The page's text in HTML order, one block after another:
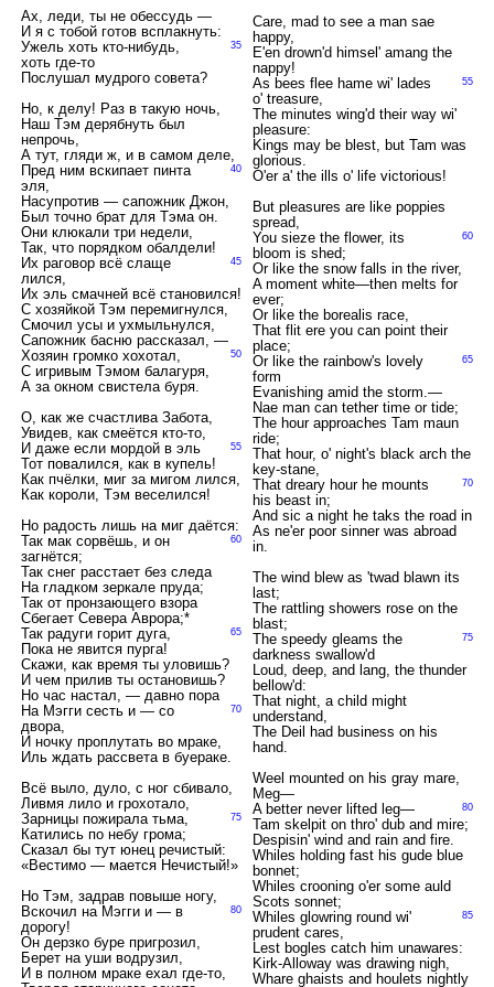
Ах, леди, ты не обессудь —
И я с тобой готов всплакнуть:
35
Ужель хоть кто-нибудь,
хоть где-то
Послушал мудрого совета?
Но, к делу! Раз в такую ночь,
Наш Тэм дерябнуть был
непрочь,
А тут, гляди ж, и в самом деле,
40
Пред ним вскипает пинта
эля,
Насупротив — сапожник Джон,
Был точно брат для Тэма он.
Они клюкали три недели,
Так, что порядком обалдели!
45
Их раговор всё слаще
лился,
Их эль смачней всё становился!
С хозяйкой Тэм перемигнулся,
Смочил усы и ухмыльнулся,
Сапожник басню рассказал, —
50
Хозяин громко хохотал,
С игривым Тэмом балагуря,
А за окном свистела буря.
О, как же счастлива Забота,
Увидев, как смеётся кто-то,
55
И даже если мордой в эль
Тот повалился, как в купель!
Как пчёлки, миг за мигом лился,
Как короли, Тэм веселился!
Но радость лишь на миг даётся:
60
Так мак сорвёшь, и он
загнётся;
Так снег расстает без следа
На гладком зеркале пруда;
Так от пронзающего взора
Сбегает Севера Аврора;*
65
Так радуги горит дуга,
Пока не явится пурга!
Скажи, как время ты уловишь?
И чем прилив ты остановишь?
Но час настал, — давно пора
70
На Мэгги сесть и — со
двора,
И ночку проплутать во мраке,
Иль ждать рассвета в буераке.
Всё выло, дуло, с ног сбивало,
Ливмя лило и грохотало,
75
Зарницы пожирала тьма,
Катились по небу грома;
Сказал бы тут юнец речистый:
«Вестимо — мается Нечистый!»
Но Тэм, задрав повыше ногу,
80
Вскочил на Мэгги и — в
дорогу!
Он дерзко буре пригрозил,
Берет на уши водрузил,
И в полном мраке ехал где-то,
Care, mad to see a man sae
happy,
E'en drown'd himsel' amang the
nappy!
55
As bees flee hame wi' lades
o' treasure,
The minutes wing'd their way wi'
pleasure:
Kings may be blest, but Tam was
glorious.
O'er a' the ills o' life victorious!
But pleasures are like poppies
spread,
60
You sieze the flower, its
bloom is shed;
Or like the snow falls in the river,
A moment white—then melts for
ever;
Or like the borealis race,
That flit ere you can point their
place;
65
Or like the rainbow's lovely
form
Evanishing amid the storm.—
Nae man can tether time or tide;
The hour approaches Tam maun
ride;
That hour, o' night's black arch the
key-stane,
70
That dreary hour he mounts
his beast in;
And sic a night he taks the road in
As ne'er poor sinner was abroad
in.
The wind blew as 'twad blawn its
last;
The rattling showers rose on the
blast;
75
The speedy gleams the
darkness swallow'd
Loud, deep, and lang, the thunder
bellow'd:
That night, a child might
understand,
The Deil had business on his
hand.
Weel mounted on his gray mare,
Meg—
80
A better never lifted leg—
Tam skelpit on thro' dub and mire;
Despisin' wind and rain and fire.
Whiles holding fast his gude blue
bonnet;
Whiles crooning o'er some auld
Scots sonnet;
85
Whiles glowring round wi'
prudent cares,
Lest bogles catch him unawares:
Kirk-Alloway was drawing nigh,
Whare ghaists and houlets nightly